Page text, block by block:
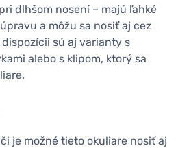
dlhšom nosení – majú ľahké
a môžu sa nosiť aj cez
sú aj varianty s
alebo s klipom, ktorý sa
je možné tieto okuliare nosiť aj